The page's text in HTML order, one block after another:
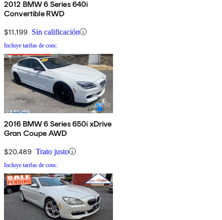
2012 BMW 6 Series 640i
Convertible RWD
$11,199 Sin calificación
Incluye tarifas de conc.
2016 BMW 6 Series 650i xDrive
Gran Coupe AWD
$20,489 Trato justo
Incluye tarifas de conc.